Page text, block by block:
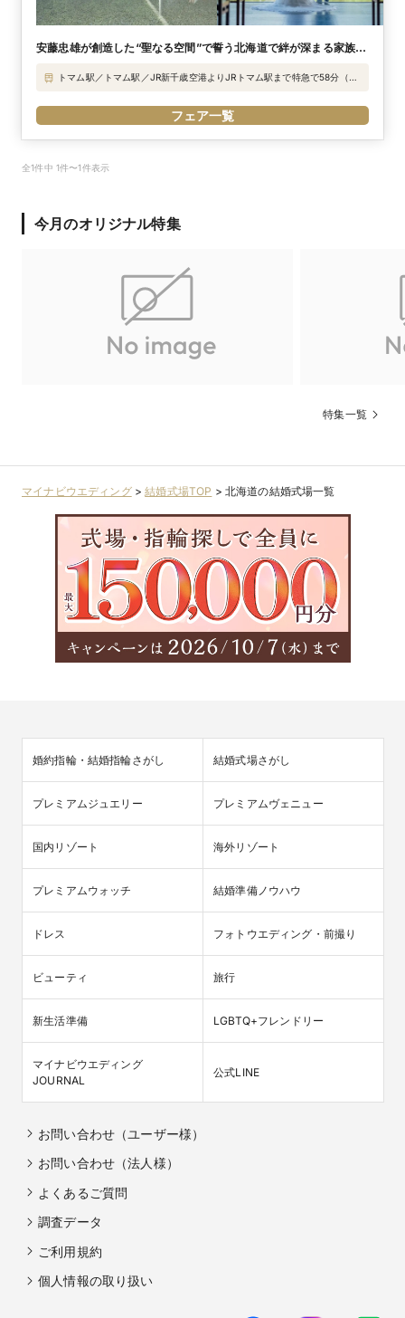
安藤忠雄が創造した“聖なる空間”で誓う北海道で絆が深まる家族旅
トマム駅／トマム駅／JR新千歳空港よりJRトマム駅まで特急で58分（南
より車で90分
フェア一覧
全1件中 1件〜1件表示
今月のオリジナル特集
特集一覧
マイナビウエディング>結婚式場TOP > 北海道の結婚式場一覧
婚約指輪・結婚指輪さがし 結婚式場さがし
プレミアムジュエリー プレミアムヴェニュー
国内リゾート 海外リゾート
プレミアムウォッチ 結婚準備ノウハウ
ドレス フォトウエディング・前撮り
ビューティ 旅行
新生活準備 LGBTQ+フレンドリー
マイナビウエディング
JOURNAL
公式LINE
お問い合わせ（ユーザー様）
お問い合わせ（法人様）
よくあるご質問
調査データ
ご利用規約
個人情報の取り扱い